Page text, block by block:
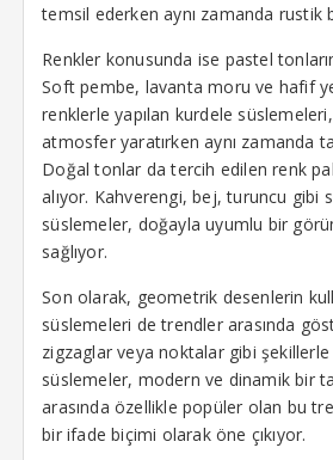
temsil ederken aynı zamanda rustik
Renkler konusunda ise pastel
Soft pembe, lavanta moru ve hafif
renklerle yapılan kurdele
atmosfer yaratırken aynı zamanda
Doğal tonlar da tercih edilen renk
alıyor. Kahverengi, bej, turuncu gibi
süslemeler, doğayla uyumlu bir
sağlıyor.
Son olarak, geometrik desenlerin
süslemeleri de trendler arasında
zigzaglar veya noktalar gibi şekillerle
süslemeler, modern ve dinamik bir
arasında özellikle popüler olan bu
bir ifade biçimi olarak öne çıkıyor.